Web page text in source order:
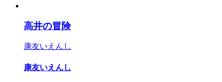
高井の冒険
康友いえんし
康友いえんし